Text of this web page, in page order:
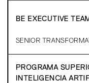
BE EXECUTIVE
SENIOR
PROGRAMA
INTELIGENCIA